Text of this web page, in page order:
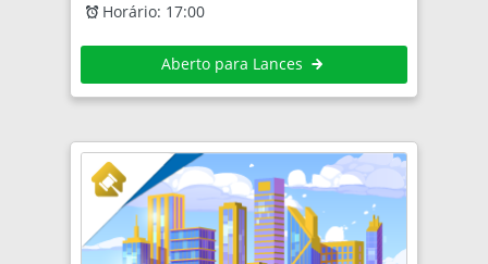
Horário: 17:00
Aberto para Lances